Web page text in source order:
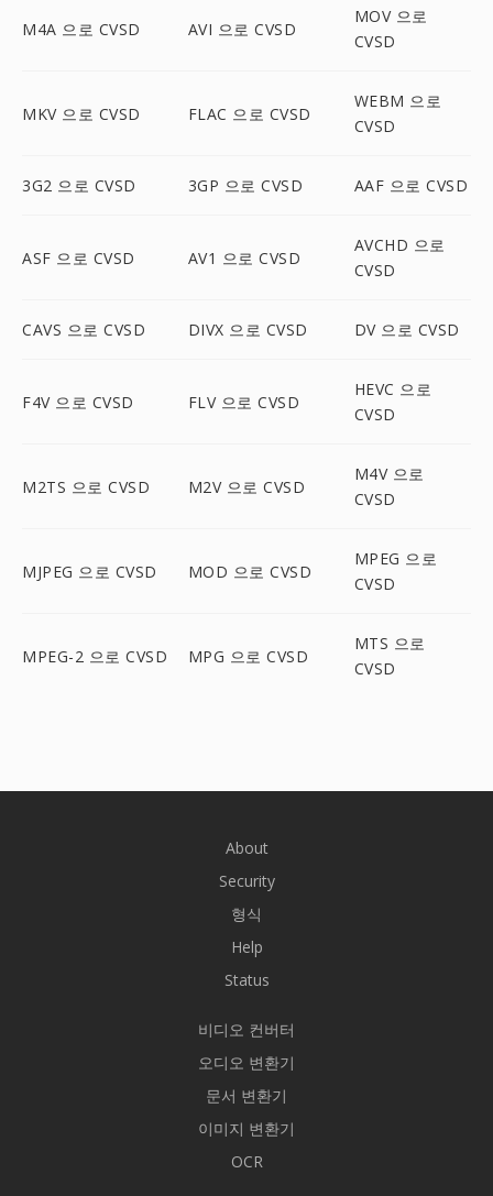
M4A 으로 CVSD AVI 으로 CVSD
MOV 으로
CVSD
MKV 으로 CVSD FLAC 으로 CVSD
WEBM 으로
CVSD
3G2 으로 CVSD 3GP 으로 CVSD AAF 으로 CVSD
ASF 으로 CVSD AV1 으로 CVSD
AVCHD 으로
CVSD
CAVS 으로 CVSD DIVX 으로 CVSD DV 으로 CVSD
F4V 으로 CVSD FLV 으로 CVSD
HEVC 으로
CVSD
M2TS 으로 CVSD M2V 으로 CVSD
M4V 으로
CVSD
MJPEG 으로 CVSD MOD 으로 CVSD
MPEG 으로
CVSD
MPEG-2 으로 CVSD MPG 으로 CVSD
MTS 으로
CVSD
About
Security
형식
Help
Status
비디오 컨버터
오디오 변환기
문서 변환기
이미지 변환기
OCR